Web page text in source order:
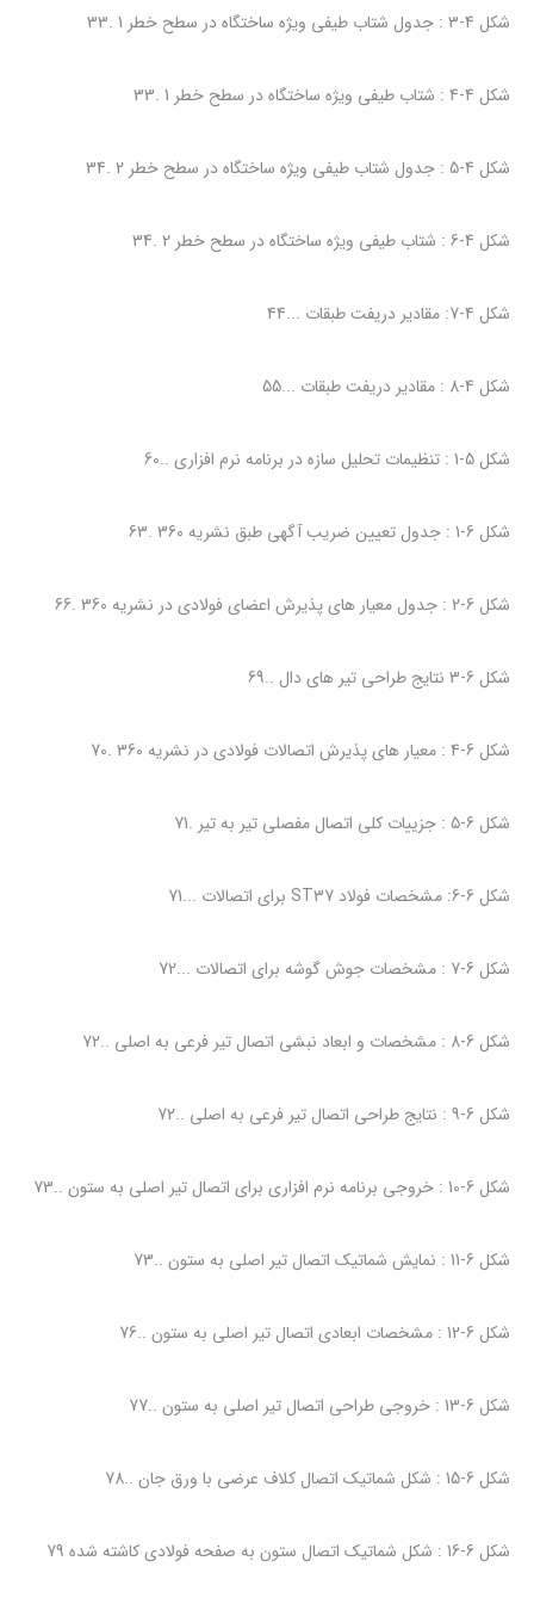
شکل ‏4‑3 : جدول شتاب طیفی ویژه ساختگاه در سطح خطر 1 .
33
شکل ‏4‑4 : شتاب طیفی ویژه ساختگاه در سطح خطر 1 .
33
شکل ‏4‑5 : جدول شتاب طیفی ویژه ساختگاه در سطح خطر 2 .
34
شکل ‏4‑6 : شتاب طیفی ویژه ساختگاه در سطح خطر 2 .
34
شکل ‏4‑7: مقادیر دریفت طبقات ...
44
شکل ‏4‑8 : مقادیر دریفت طبقات ...
55
شکل ‏5‑1 : تنظیمات تحلیل سازه در برنامه نرم افزاری ..
60
شکل ‏6‑1 : جدول تعیین ضریب آگهی طبق نشریه 360 .
63
شکل ‏6‑2 : جدول معیار های پذیرش اعضای فولادی در نشریه 360 .
66
شکل ‏6‑3 نتایج طراحی تیر های دال ..
69
شکل ‏6‑4 : معیار های پذیرش اتصالات فولادی در نشریه 360 .
70
شکل ‏6‑5 : جزییات کلی اتصال مفصلی تیر به تیر .
71
شکل ‏6‑6: مشخصات فولاد ST37 برای اتصالات ...
71
شکل ‏6‑7 : مشخصات جوش گوشه برای اتصالات ...
72
شکل ‏6‑8 : مشخصات و ابعاد نبشی اتصال تیر فرعی به اصلی ..
72
شکل ‏6‑9 : نتایج طراحی اتصال تیر فرعی به اصلی ..
72
شکل ‏6‑10 : خروجی برنامه نرم افزاری برای اتصال تیر اصلی به ستون ..
73
شکل ‏6‑11 : نمایش شماتیک اتصال تیر اصلی به ستون ..
73
شکل ‏6‑12 : مشخصات ابعادی اتصال تیر اصلی به ستون ..
76
شکل ‏6‑13 : خروجی طراحی اتصال تیر اصلی به ستون ..
77
شکل ‏6‑15 : شکل شماتیک اتصال کلاف عرضی با ورق جان ..
78
شکل ‏6‑16 : شکل شماتیک اتصال ستون به صفحه فولادی کاشته شده 79